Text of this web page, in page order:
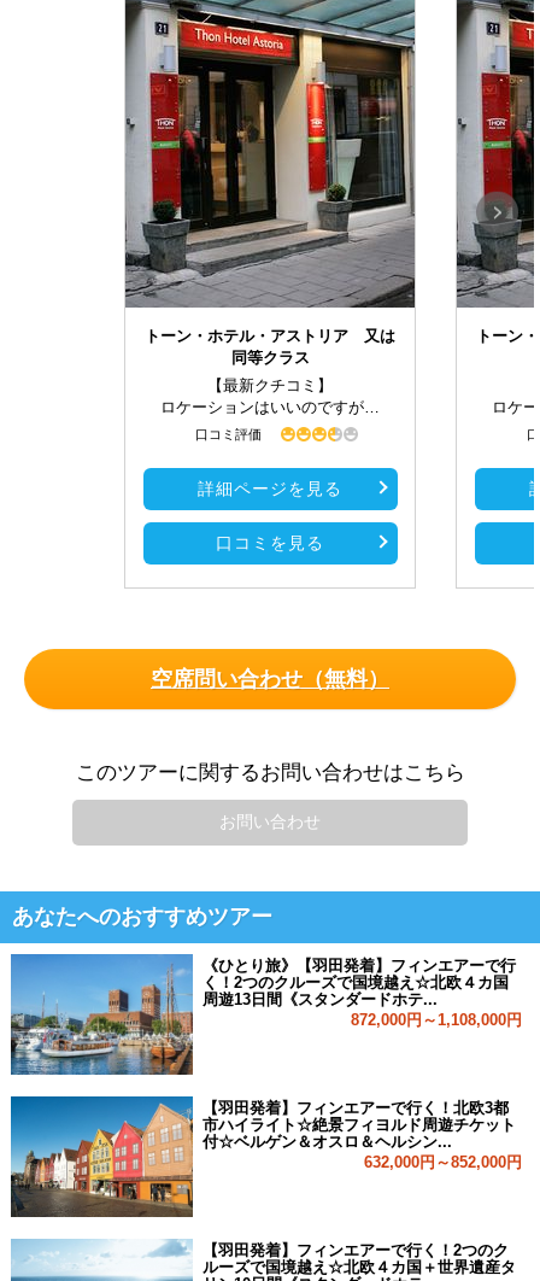
トーン・ホテル・アストリア 又は
同等クラス
【最新クチコミ】
ロケーションはいいのですが…
口コミ評価
詳細ページを見る
口コミを見る
トーン
ロケ
空席問い合わせ（無料）
このツアーに関するお問い合わせはこちら
お問い合わせ
あなたへのおすすめツアー
《ひとり旅》【羽田発着】フィンエアーで行
く！2つのクルーズで国境越え☆北欧４カ国
周遊13日間《スタンダードホテ...
872,000円～1,108,000円
【羽田発着】フィンエアーで行く！北欧3都
市ハイライト☆絶景フィヨルド周遊チケット
付☆ベルゲン＆オスロ＆ヘルシン...
632,000円～852,000円
【羽田発着】フィンエアーで行く！2つのク
ルーズで国境越え☆北欧４カ国＋世界遺産タ